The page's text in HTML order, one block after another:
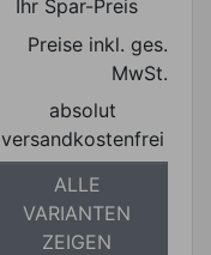
Ihr Spar-Preis
Preise inkl. ges.
MwSt.
absolut
versandkostenfrei
ALLE
VARIANTEN
ZEIGEN